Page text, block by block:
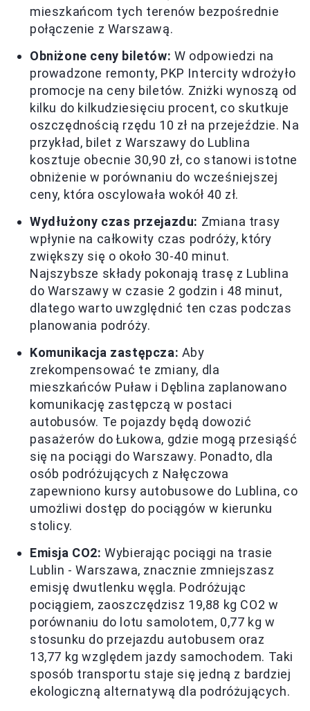
mieszkańcom tych terenów bezpośrednie
połączenie z Warszawą.
Obniżone ceny biletów: W odpowiedzi na
prowadzone remonty, PKP Intercity wdrożyło
promocje na ceny biletów. Zniżki wynoszą od
kilku do kilkudziesięciu procent, co skutkuje
oszczędnością rzędu 10 zł na przejeździe. Na
przykład, bilet z Warszawy do Lublina
kosztuje obecnie 30,90 zł, co stanowi istotne
obniżenie w porównaniu do wcześniejszej
ceny, która oscylowała wokół 40 zł.
Wydłużony czas przejazdu: Zmiana trasy
wpłynie na całkowity czas podróży, który
zwiększy się o około 30-40 minut.
Najszybsze składy pokonają trasę z Lublina
do Warszawy w czasie 2 godzin i 48 minut,
dlatego warto uwzględnić ten czas podczas
planowania podróży.
Komunikacja zastępcza: Aby
zrekompensować te zmiany, dla
mieszkańców Puław i Dęblina zaplanowano
komunikację zastępczą w postaci
autobusów. Te pojazdy będą dowozić
pasażerów do Łukowa, gdzie mogą przesiąść
się na pociągi do Warszawy. Ponadto, dla
osób podróżujących z Nałęczowa
zapewniono kursy autobusowe do Lublina, co
umożliwi dostęp do pociągów w kierunku
stolicy.
Emisja CO2: Wybierając pociągi na trasie
Lublin - Warszawa, znacznie zmniejszasz
emisję dwutlenku węgla. Podróżując
pociągiem, zaoszczędzisz 19,88 kg CO2 w
porównaniu do lotu samolotem, 0,77 kg w
stosunku do przejazdu autobusem oraz
13,77 kg względem jazdy samochodem. Taki
sposób transportu staje się jedną z bardziej
ekologiczną alternatywą dla podróżujących.